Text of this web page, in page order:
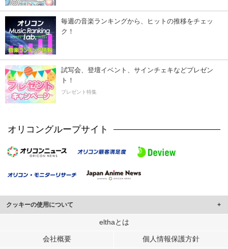
毎週の音楽ランキングから、ヒットの推移をチェッ
ク！
試写会、登壇イベント、サインチェキなどプレゼン
ト！
プレゼント特集
オリコングループサイト
クッキーの使用について
このサイトでは Cookie を使用して、ユーザーに合わせたコンテンツや広告の
行っています。
elthaとは
会社概要 個人情報保護方針